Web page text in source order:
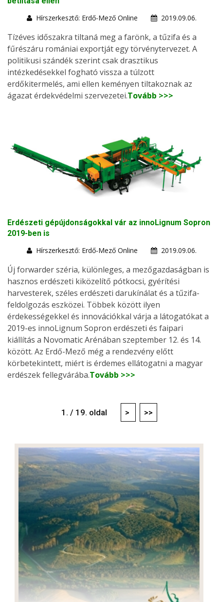
Hírszerkesztő: Erdő-Mező Online
2019.09.06.
Tízéves időszakra tiltaná meg a farönk, a tűzifa és a
fűrészáru romániai exportját egy törvénytervezet. A
politikusi szándék szerint csak drasztikus
intézkedésekkel fogható vissza a túlzott
erdőkitermelés, ami ellen keményen tiltakoznak az
ágazat érdekvédelmi szervezetei.Tovább >>>
Erdészeti gépújdonságokkal vár az innoLignum Sopron
2019-ben is
Hírszerkesztő: Erdő-Mező Online
2019.09.06.
Új forwarder széria, különleges, a mezőgazdaságban is
hasznos erdészeti kiközelítő pótkocsi, gyérítési
harvesterek, széles erdészeti darukínálat és a tűzifa-
feldolgozás eszközei. Többek között ilyen
érdekességekkel és innovációkkal várja a látogatókat a
2019-es innoLignum Sopron erdészeti és faipari
kiállítás a Novomatic Arénában szeptember 12. és 14.
között. Az Erdő-Mező még a rendezvény előtt
körbetekintett, miért is érdemes ellátogatni a magyar
erdészek fellegvárába.Tovább >>>
1. / 19. oldal > >>